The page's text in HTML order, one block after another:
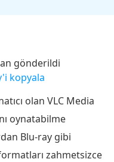
gönderildi
kopyala
olan VLC Media
oynatabilme
Blu-ray gibi
zahmetsizce